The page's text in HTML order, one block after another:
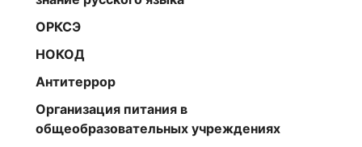
ОРКСЭ
НОКОД
Антитеррор
Организация питания в
общеобразовательных учреждениях